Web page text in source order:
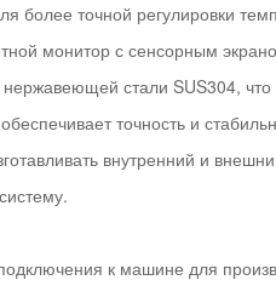
более точной регулировки
монитор с сенсорным
стали SUS304, что
точность и
внутренний и
к машине для